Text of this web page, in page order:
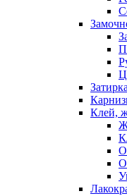
Затирка
Клей,